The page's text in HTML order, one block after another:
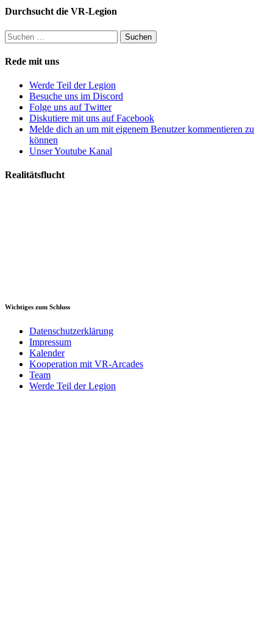
Durchsucht die VR-Legion
Suchen
nach:
Rede mit uns
Werde Teil der Legion
Besuche uns im Discord
Folge uns auf Twitter
Diskutiere mit uns auf Facebook
Melde dich an um mit eigenem Benutzer kommentieren zu
können
Unser Youtube Kanal
Realitätsflucht
Wichtiges zum Schluss
Datenschutzerklärung
Impressum
Kalender
Kooperation mit VR-Arcades
Team
Werde Teil der Legion